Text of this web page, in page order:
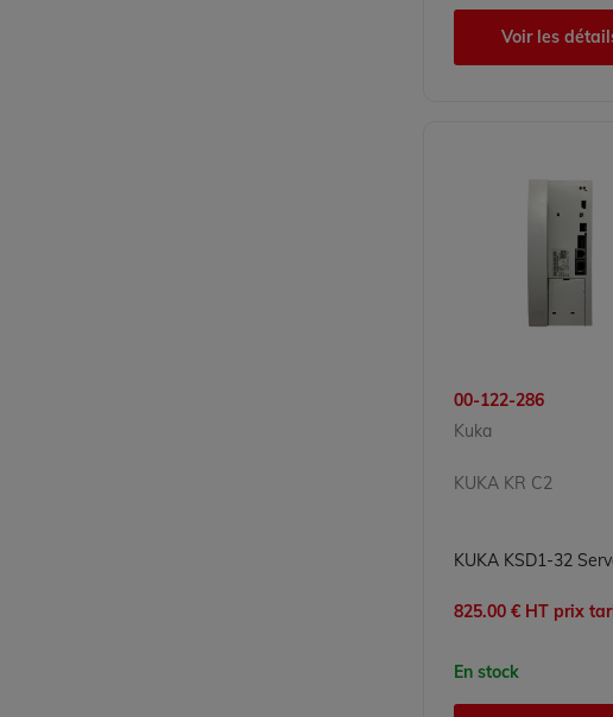
Voir les
00-122-286
Kuka
KUKA KR C2
825.00 € HT prix
En stock